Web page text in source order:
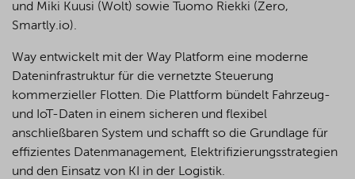
und Miki Kuusi (Wolt) sowie Tuomo Riekki (Zero,
Smartly.io).
Way entwickelt mit der Way Platform eine moderne
Dateninfrastruktur für die vernetzte Steuerung
kommerzieller Flotten. Die Plattform bündelt Fahrzeug-
und IoT-Daten in einem sicheren und flexibel
anschließbaren System und schafft so die Grundlage für
effizientes Datenmanagement, Elektrifizierungsstrategien
und den Einsatz von KI in der Logistik.